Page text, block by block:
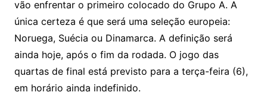
vão enfrentar o primeiro colocado do Grupo A. A
única certeza é que será uma seleção europeia:
Noruega, Suécia ou Dinamarca. A definição será
ainda hoje, após o fim da rodada. O jogo das
quartas de final está previsto para a terça-feira (6),
em horário ainda indefinido.